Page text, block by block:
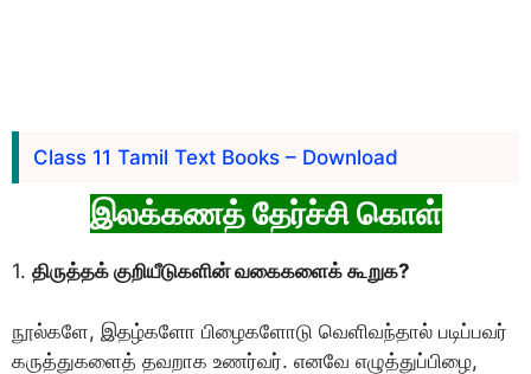
Class 11 Tamil Text Books – Download
இலக்கணத் தேர்ச்சி கொள்
1. திருத்தக் குறியீடுகளின் வகைகளைக் கூறுக?
நூல்களே, இதழ்களோ பிழைகளோடு வெளிவந்தால் படிப்பவர்
கருத்துகளைத் தவறாக உணர்வர். எனவே எழுத்துப்பிழை,